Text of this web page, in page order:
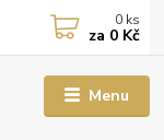
Menu
0 ks
za 0 Kč